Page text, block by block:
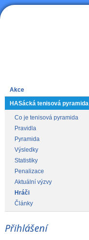
Akce
HASácká tenisová pyramida
Co je tenisová pyramida
Pravidla
Pyramida
Výsledky
Statistiky
Penalizace
Aktuální výzvy
Hráči
Články
Přihlášení